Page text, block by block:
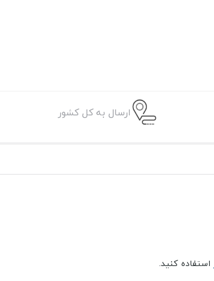
ارسال به کل کشور
استفاده کنید.